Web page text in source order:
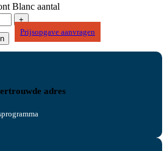
Blanc aantal
Prijsopgave aanvragen
adres